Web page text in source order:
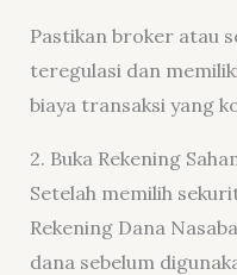
Pastikan broker atau
teregulasi dan
biaya transaksi yang
2. Buka Rekening
Setelah memilih
Rekening Dana
dana sebelum